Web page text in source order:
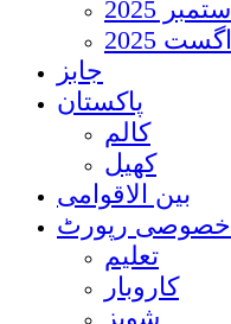
ستمبر 2025
اگست 2025
جابز
پاکستان
کالم
کھیل
بین الاقوامی
خصوصی رپورٹ
تعلیم
کاروبار
شوبز